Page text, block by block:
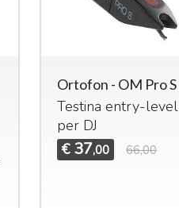
Ortofon - OM Pro S
Testina entry-level
per DJ
€ 37,00 66,00